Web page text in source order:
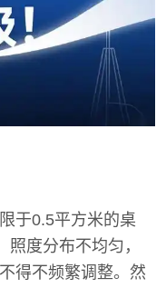
于0.5平方米的桌
照度分布不均匀，
得不频繁调整。然